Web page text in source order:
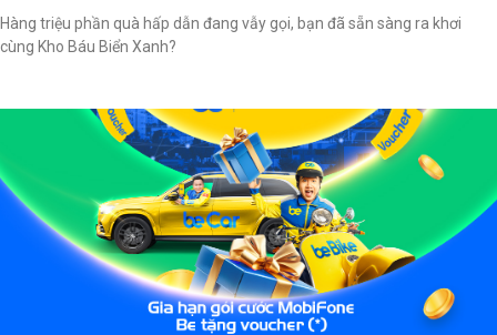
Hàng triệu phần quà hấp dẫn đang vẫy gọi, bạn đã sẵn sàng ra khơi
cùng Kho Báu Biển Xanh?